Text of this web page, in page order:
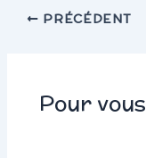
PRÉCÉDENT
Pour vous